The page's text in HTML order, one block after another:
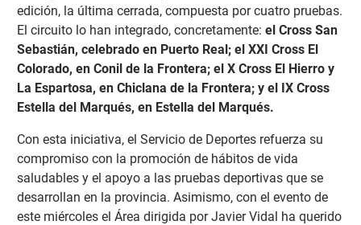
edición, la última cerrada, compuesta por cuatro pruebas.
El circuito lo han integrado, concretamente: el Cross San
Sebastián, celebrado en Puerto Real; el XXI Cross El
Colorado, en Conil de la Frontera; el X Cross El Hierro y
La Espartosa, en Chiclana de la Frontera; y el IX Cross
Estella del Marqués, en Estella del Marqués.
Con esta iniciativa, el Servicio de Deportes refuerza su
compromiso con la promoción de hábitos de vida
saludables y el apoyo a las pruebas deportivas que se
desarrollan en la provincia. Asimismo, con el evento de
este miércoles el Área dirigida por Javier Vidal ha querido